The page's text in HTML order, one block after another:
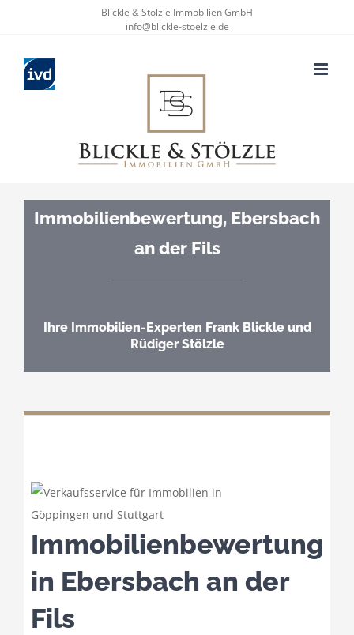
Blickle & Stölzle Immobilien GmbH
info@blickle-stoelzle.de
Immobilienbewertung, Ebersbach
an der Fils
Ihre Immobilien-Experten Frank Blickle und
Rüdiger Stölzle
Immo­bi­li­en­be­wer­tung
in Ebers­bach an der
Fils